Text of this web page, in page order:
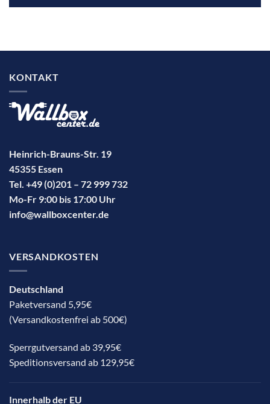
KONTAKT
Heinrich-Brauns-Str. 19
45355 Essen
Tel. +49 (0)201 – 72 999 732
Mo-Fr 9:00 bis 17:00 Uhr
info@wallboxcenter.de
VERSANDKOSTEN
Deutschland
Paketversand 5,95€
(Versandkostenfrei ab 500€)
Sperrgutversand ab 39,95€
Speditionsversand ab 129,95€
Innerhalb der EU